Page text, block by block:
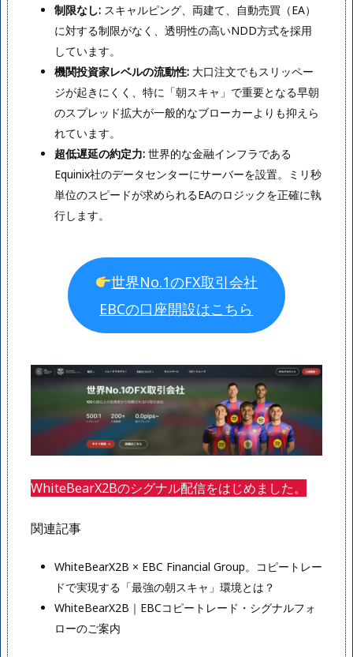
制限なし:スキャルピング、両建て、自動売買（EA）
に対する制限がなく、透明性の高いNDD方式を採用
しています。
機関投資家レベルの流動性:大口注文でもスリッペー
ジが起きにくく、特に「朝スキャ」で重要となる早朝
のスプレッド拡大が一般的なブローカーよりも抑えら
れています。
超低遅延の約定力:世界的な金融インフラである
Equinix社のデータセンターにサーバーを設置。ミリ秒
単位のスピードが求められるEAのロジックを正確に執
行します。
世界No.1のFX取引会社
EBCの口座開設はこちら
WhiteBearX2Bのシグナル配信をはじめました。
関連記事
WhiteBearX2B × EBC Financial Group。コピートレー
ドで実現する「最強の朝スキャ」環境とは？
WhiteBearX2B｜EBCコピートレード・シグナルフォ
ローのご案内